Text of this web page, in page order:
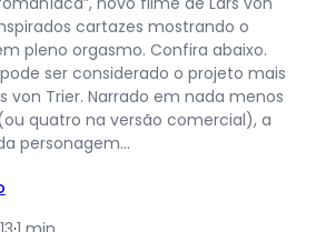
cartazes mostrando o
pleno orgasmo. Confira abaixo.
ser considerado o projeto mais
von Trier. Narrado em nada menos
quatro na versão comercial), a
personagem…